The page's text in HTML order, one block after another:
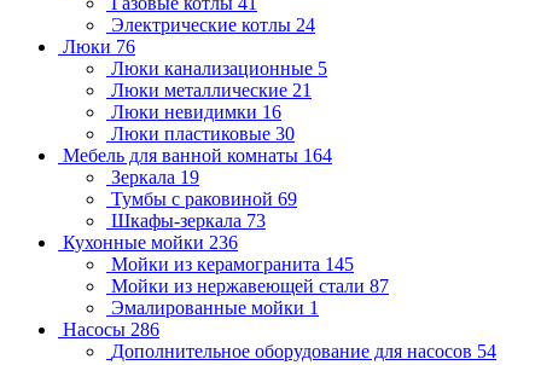
Электрические котлы 24
Люки 76
Люки канализационные 5
Люки металлические 21
Люки невидимки 16
Люки пластиковые 30
Мебель для ванной комнаты 164
Зеркала 19
Тумбы с раковиной 69
Шкафы-зеркала 73
Кухонные мойки 236
Мойки из керамогранита 145
Мойки из нержавеющей стали 87
Эмалированные мойки 1
Насосы 286
Дополнительное оборудование для насосов 54